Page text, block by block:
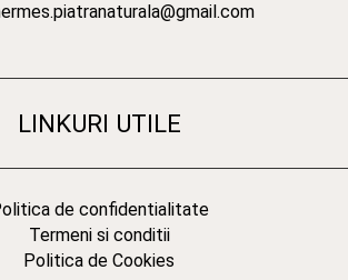
LINKURI UTILE
de confidentialitate
Termeni si conditii
Politica de Cookies